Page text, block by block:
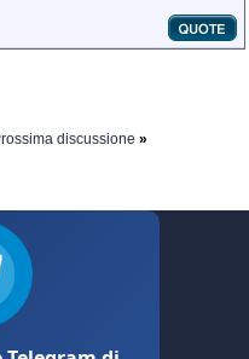
discussione »